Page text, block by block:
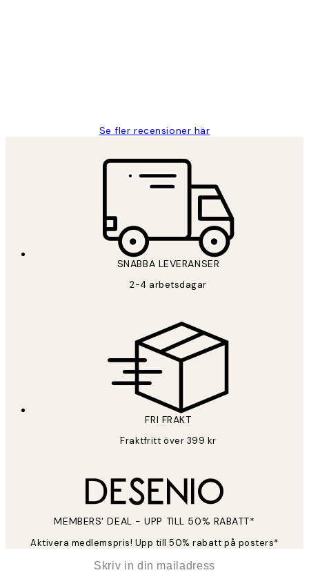
Se fler recensioner här
SNABBA LEVERANSER
2-4 arbetsdagar
FRI FRAKT
Fraktfritt över 399 kr
MEMBERS' DEAL - UPP TILL 50% RABATT*
Aktivera medlemspris! Upp till 50% rabatt på posters*